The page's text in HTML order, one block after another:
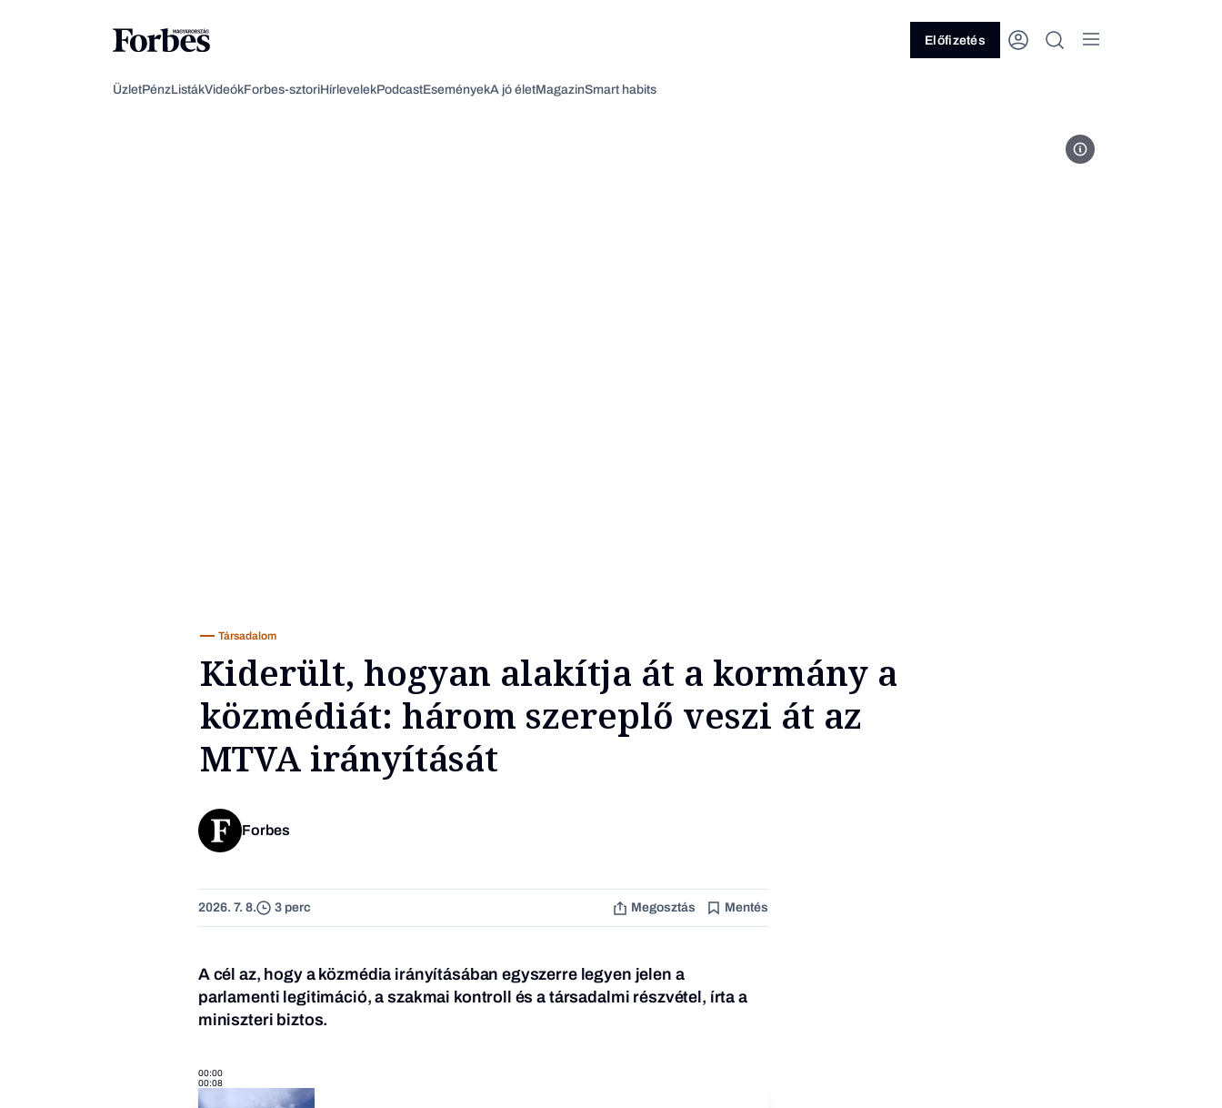
Előfizetés
ÜzletPénzListákVideókForbes-sztoriHírlevelekPodcastEseményekA jó életMagazinSmart habits
Fotó: MTI/Koszticsák Szilárd
Társadalom
Kiderült, hogyan alakítja át a kormány a
közmédiát: három szereplő veszi át az
MTVA irányítását
Forbes
2026. 7. 8. 3 perc Megosztás Mentés
A cél az, hogy a közmédia irányításában egyszerre legyen jelen a
parlamenti legitimáció, a szakmai kontroll és a társadalmi részvétel, írta a
miniszteri biztos.
00:00
00:08